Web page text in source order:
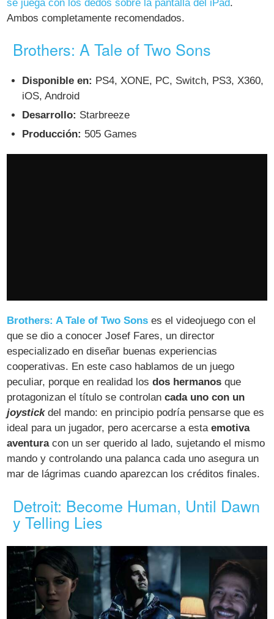
se juega con los dedos sobre la pantalla del iPad.
Ambos completamente recomendados.
Brothers: A Tale of Two Sons
Disponible en: PS4, XONE, PC, Switch, PS3, X360,
iOS, Android
Desarrollo: Starbreeze
Producción: 505 Games
Brothers: A Tale of Two Sons es el videojuego con el
que se dio a conocer Josef Fares, un director
especializado en diseñar buenas experiencias
cooperativas. En este caso hablamos de un juego
peculiar, porque en realidad losdos hermanos que
protagonizan el título se controlancada uno con un
joystickdel mando: en principio podría pensarse que es
ideal para un jugador, pero acercarse a estaemotiva
aventuracon un ser querido al lado, sujetando el mismo
mando y controlando una palanca cada uno asegura un
mar de lágrimas cuando aparezcan los créditos finales.
Detroit: Become Human, Until Dawn
y Telling Lies